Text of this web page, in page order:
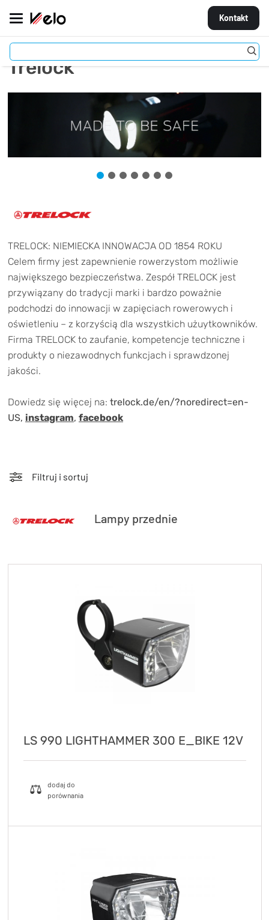
Kontakt
MARKI
AKCESORIA
Kup bon podarunkowy
OGUMIENIE
zakupy!
KOŁA
TRENING
WYPRZEDAŻ
OUTLET
KryptoFlex Key Cable
89,00 zł*
NOWOŚCI
BONY
KONTAKT
EN
Trelock
TRELOCK: NIEMIECKA INNOWACJA OD 1854 ROKU
Celem firmy jest zapewnienie rowerzystom możliwie
największego bezpieczeństwa. Zespół TRELOCK jest
przywiązany do tradycji marki i bardzo poważnie
podchodzi do innowacji w zapięciach rowerowych i
oświetleniu – z korzyścią dla wszystkich użuytkowników.
Firma TRELOCK to zaufanie, kompetencje techniczne i
produkty o niezawodnych funkcjach i sprawdzonej
jakości.
Dowiedz się więcej na: trelock.de/en/?noredirect=en-
US, instagram, facebook
Filtruj i sortuj
Lampy przednie
LS 990 LIGHTHAMMER 300 E_BIKE 12V